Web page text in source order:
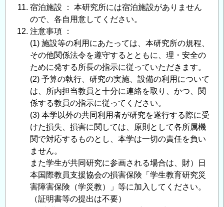
宿泊施設 ： 本研究所には宿泊施設がありません
ので、各自用意してください。
注意事項 ：
(1) 施設等の利用にあたっては、本研究所の規程、
その他関係法令を遵守するとともに、理・安全の
ために発する所長の指示に従っていただきます。
(2) 予算の執行、研究の実施、設備の利用について
は、所内担当教員と十分に連絡を取り、かつ、関
係する教員の指示に従ってください。
(3) 本学以外の共同利用者が研究を遂行する際に受
けた損失、損害に関しては、原則として各所属機
関で対応するものとし、本学は一切の責任を負い
ません。
また学生が共同研究に参画される場合は、財）日
本国際教員支援協会の損害保険「学生教育研究災
害障害保険（学災教）」等に加入してください。
（証明書等の提出は不要）